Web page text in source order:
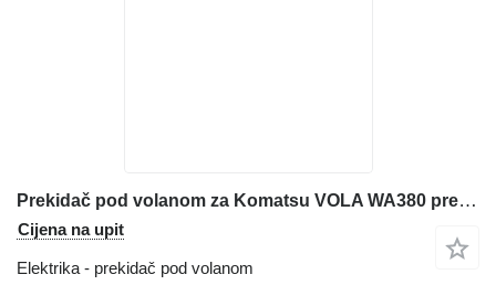
Prekidač pod volanom za Komatsu VOLA WA380 prednjeg utovarivača
Cijena na upit
Elektrika - prekidač pod volanom